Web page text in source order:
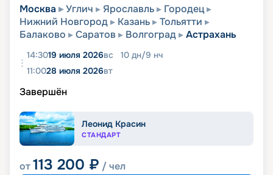
Москва Углич Ярославль
Городец
Нижний Новгород
Казань
Тольятти
Балаково
Саратов Волгоград Астрахань
14:3019 июля 2026вс 10 дн/9 нч
11:0028 июля 2026вт
Завершён
Леонид Красин
СТАНДАРТ
от113 200 ₽ / чел